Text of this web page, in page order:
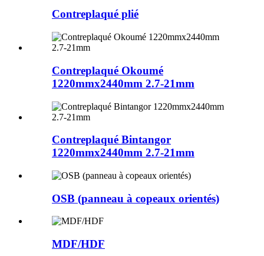
Contreplaqué plié
Contreplaqué Okoumé
1220mmx2440mm 2.7-21mm
Contreplaqué Bintangor
1220mmx2440mm 2.7-21mm
OSB (panneau à copeaux orientés)
MDF/HDF